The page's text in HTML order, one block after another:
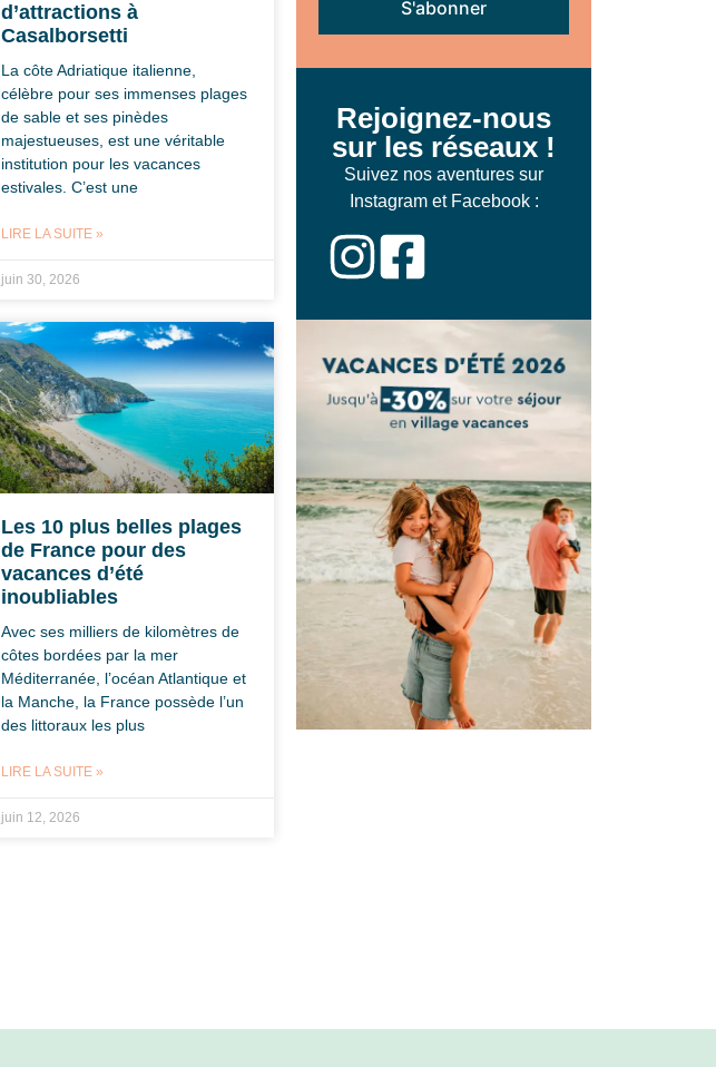
d’attractions à
Casalborsetti
La côte Adriatique italienne,
célèbre pour ses immenses plages
de sable et ses pinèdes
majestueuses, est une véritable
institution pour les vacances
estivales. C’est une
LIRE LA SUITE »
juin 30, 2026
Les 10 plus belles plages
de France pour des
vacances d’été
inoubliables
Avec ses milliers de kilomètres de
côtes bordées par la mer
Méditerranée, l’océan Atlantique et
la Manche, la France possède l’un
des littoraux les plus
LIRE LA SUITE »
juin 12, 2026
Rejoignez-nous
sur les réseaux !
Suivez nos aventures sur
Instagram et Facebook :